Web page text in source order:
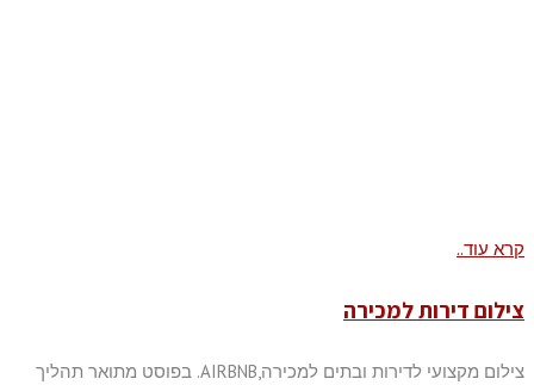
קרא עוד..
צילום דירות למכירה
צילום מקצועי לדירות ובתים למכירה,AIRBNB. בפוסט מתואר תהליך